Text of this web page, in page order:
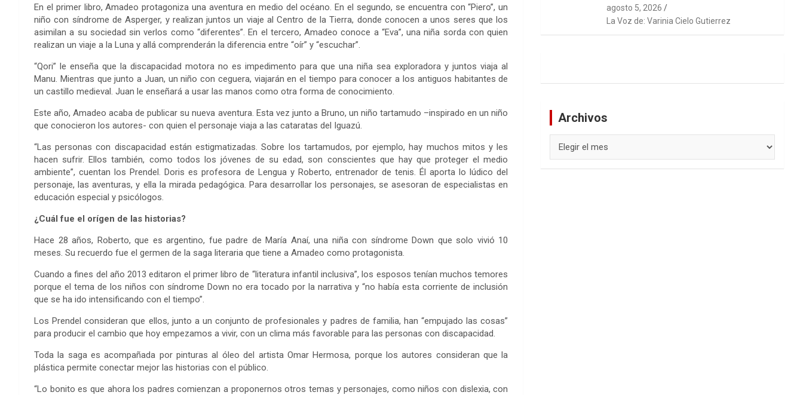
En el primer libro, Amadeo protagoniza una aventura en medio del océano. En el segundo, se encuentra con “Piero”, un
niño con síndrome de Asperger, y realizan juntos un viaje al Centro de la Tierra, donde conocen a unos seres que los
asimilan a su sociedad sin verlos como “diferentes”. En el tercero, Amadeo conoce a “Eva”, una niña sorda con quien
realizan un viaje a la Luna y allá comprenderán la diferencia entre “oír” y “escuchar”.
“Qori” le enseña que la discapacidad motora no es impedimento para que una niña sea exploradora y juntos viaja al
Manu. Mientras que junto a Juan, un niño con ceguera, viajarán en el tiempo para conocer a los antiguos habitantes de
un castillo medieval. Juan le enseñará a usar las manos como otra forma de conocimiento.
Este año, Amadeo acaba de publicar su nueva aventura. Esta vez junto a Bruno, un niño tartamudo –inspirado en un niño
que conocieron los autores- con quien el personaje viaja a las cataratas del Iguazú.
“Las personas con discapacidad están estigmatizadas. Sobre los tartamudos, por ejemplo, hay muchos mitos y les
hacen sufrir. Ellos también, como todos los jóvenes de su edad, son conscientes que hay que proteger el medio
ambiente”, cuentan los Prendel. Doris es profesora de Lengua y Roberto, entrenador de tenis. Él aporta lo lúdico del
personaje, las aventuras, y ella la mirada pedagógica. Para desarrollar los personajes, se asesoran de especialistas en
educación especial y psicólogos.
¿Cuál fue el orígen de las historias?
Hace 28 años, Roberto, que es argentino, fue padre de María Anaí, una niña con síndrome Down que solo vivió 10
meses. Su recuerdo fue el germen de la saga literaria que tiene a Amadeo como protagonista.
Cuando a fines del año 2013 editaron el primer libro de “literatura infantil inclusiva”, los esposos tenían muchos temores
porque el tema de los niños con síndrome Down no era tocado por la narrativa y “no había esta corriente de inclusión
que se ha ido intensificando con el tiempo”.
Los Prendel consideran que ellos, junto a un conjunto de profesionales y padres de familia, han “empujado las cosas”
para producir el cambio que hoy empezamos a vivir, con un clima más favorable para las personas con discapacidad.
Toda la saga es acompañada por pinturas al óleo del artista Omar Hermosa, porque los autores consideran que la
plástica permite conectar mejor las historias con el público.
“Lo bonito es que ahora los padres comienzan a proponernos otros temas y personajes, como niños con dislexia, con
agosto 5, 2026
La Voz de: Varinia Cielo Gutierrez
Archivos